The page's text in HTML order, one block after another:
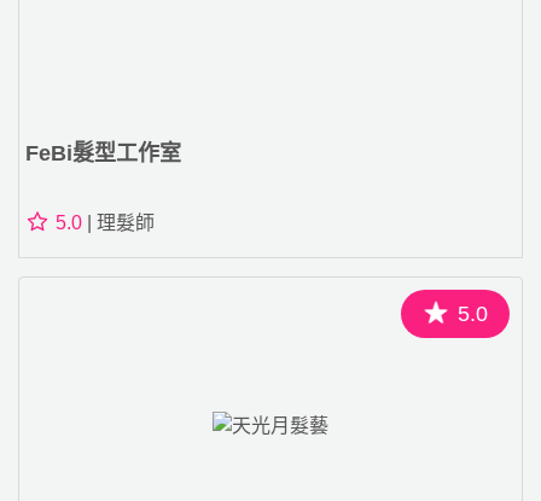
FeBi髮型工作室
5.0 | 理髮師
5.0